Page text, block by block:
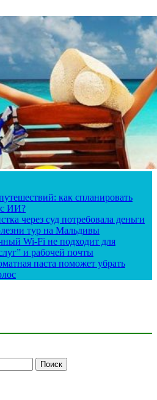
как спланировать
ИИ?
через суд потребовала деньги
тур на Мальдивы
Wi-Fi не подходит для
и рабочей почты
паста поможет убрать